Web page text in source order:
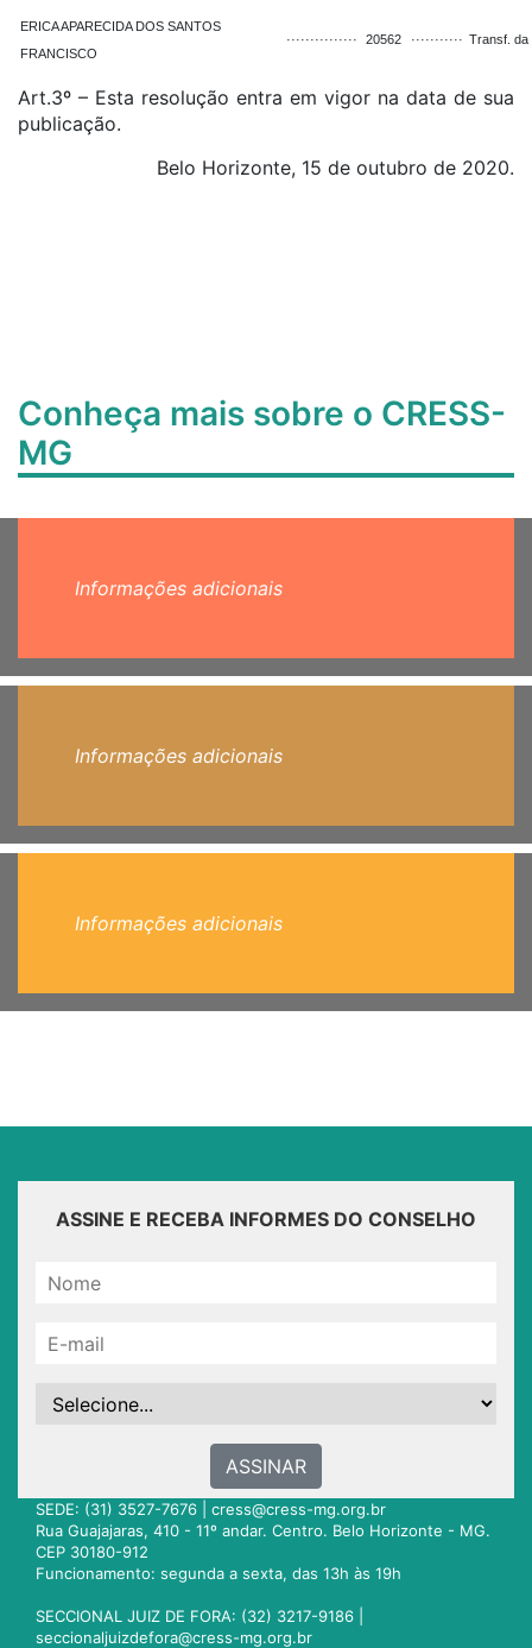
ERICA APARECIDA DOS SANTOS
FRANCISCO
··············· 20562 ··········· Transf. da
Art.3º – Esta resolução entra em vigor na data de sua
publicação.
Belo Horizonte, 15 de outubro de 2020.
Conheça mais sobre o CRESS-
MG
Informações adicionais
Informações adicionais
Informações adicionais
ASSINE E RECEBA INFORMES DO CONSELHO
ASSINAR
SEDE: (31) 3527-7676 | cress@cress-mg.org.br
Rua Guajajaras, 410 - 11º andar. Centro. Belo Horizonte - MG.
CEP 30180-912
Funcionamento: segunda a sexta, das 13h às 19h
SECCIONAL JUIZ DE FORA: (32) 3217-9186 |
seccionaljuizdefora@cress-mg.org.br